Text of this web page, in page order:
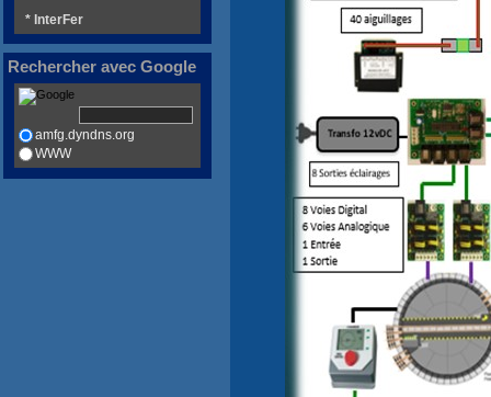
* InterFer
Rechercher avec Google
amfg.dyndns.org
WWW